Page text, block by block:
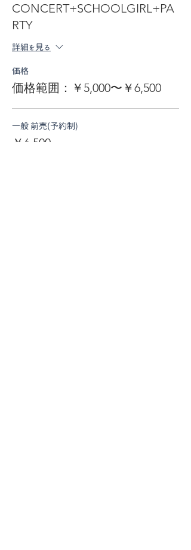
CONCERT+SCHOOLGIRL+PA
RTY
詳細を見る
価格
価格範囲：￥5,000〜￥6,500
一般 前売(予約制)
￥6,500